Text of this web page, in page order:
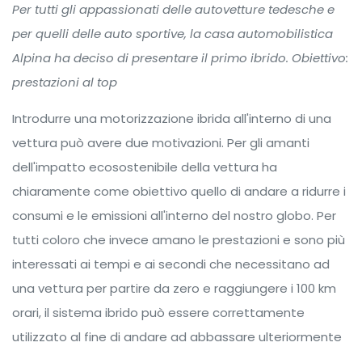
Per tutti gli appassionati delle autovetture tedesche e
per quelli delle auto sportive, la casa automobilistica
Alpina ha deciso di presentare il primo ibrido. Obiettivo:
prestazioni al top
Introdurre una motorizzazione ibrida all'interno di una
vettura può avere due motivazioni. Per gli amanti
dell'impatto ecosostenibile della vettura ha
chiaramente come obiettivo quello di andare a ridurre i
consumi e le emissioni all'interno del nostro globo. Per
tutti coloro che invece amano le prestazioni e sono più
interessati ai tempi e ai secondi che necessitano ad
una vettura per partire da zero e raggiungere i 100 km
orari, il sistema ibrido può essere correttamente
utilizzato al fine di andare ad abbassare ulteriormente